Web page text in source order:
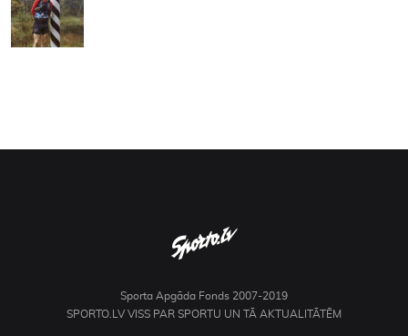
Sporta Apgāda Fonds 2007-2019
SPORTO.LV VISS PAR SPORTU UN TĀ AKTUALITĀTĒM